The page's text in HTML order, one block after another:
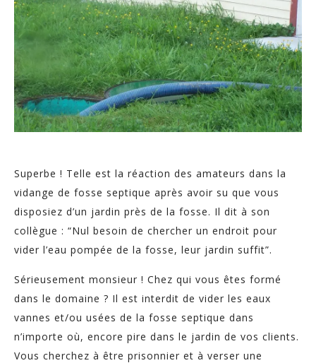
Superbe ! Telle est la réaction des amateurs dans la
vidange de fosse septique après avoir su que vous
disposiez d’un jardin près de la fosse. Il dit à son
collègue : “Nul besoin de chercher un endroit pour
vider l’eau pompée de la fosse, leur jardin suffit”.
Sérieusement monsieur ! Chez qui vous êtes formé
dans le domaine ? Il est interdit de vider les eaux
vannes et/ou usées de la fosse septique dans
n’importe où, encore pire dans le jardin de vos clients.
Vous cherchez à être prisonnier et à verser une